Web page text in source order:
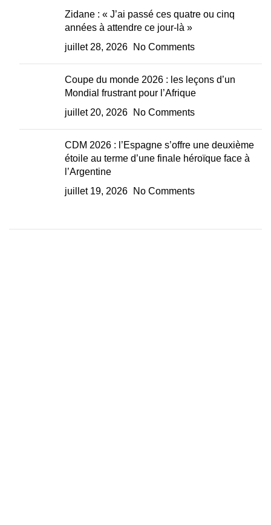
Zidane : « J’ai passé ces quatre ou cinq
années à attendre ce jour-là »
juillet 28, 2026
No Comments
Coupe du monde 2026 : les leçons d’un
Mondial frustrant pour l’Afrique
juillet 20, 2026
No Comments
CDM 2026 : l’Espagne s’offre une deuxième
étoile au terme d’une finale héroïque face à
l’Argentine
juillet 19, 2026
No Comments